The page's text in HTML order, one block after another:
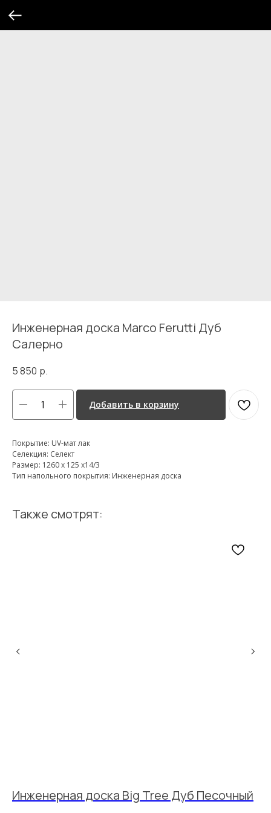
Инженерная доска Marco Ferutti Дуб
Салерно
5 850 р.
Добавить в корзину
Покрытие: UV-мат лак
Селекция: Селект
Размер: 1260 х 125 х14/3
Тип напольного покрытия: Инженерная доска
Также смотрят:
Инженерная доска Big Tree Дуб Песочный